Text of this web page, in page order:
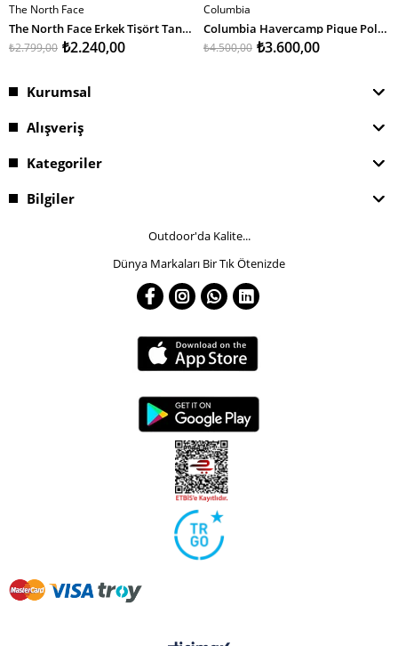
SEPETE EKLE
The North Face
The North Face Erkek Tişört Tanken Polo - Eu
₺2.240,00
₺2.799,00
SEPETE EKLE
Columbia
Columbia Havercamp Pique Polo Erkek T-Shirt
₺3.600,00
₺4.500,00
Kurumsal
Alışveriş
Kategoriler
Bilgiler
Outdoor'da Kalite...
Dünya Markaları Bir Tık Ötenizde